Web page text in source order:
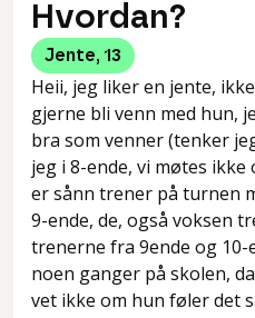
Hvordan?
Jente, 13
Heii, jeg liker en jente,
gjerne bli venn med hun,
bra som venner (tenker
jeg i 8-ende, vi møtes
er sånn trener på turnen
9-ende, de, også voksen
trenerne fra 9ende og 10-
noen ganger på skolen,
vet ikke om hun føler det